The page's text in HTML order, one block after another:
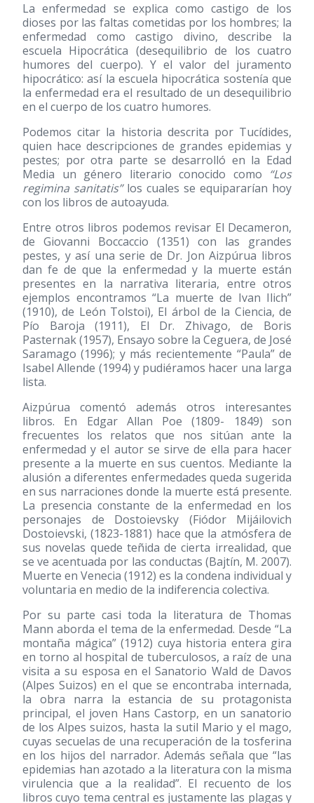
La enfermedad se explica como castigo de los
dioses por las faltas cometidas por los hombres; la
enfermedad como castigo divino, describe la
escuela Hipocrática (desequilibrio de los cuatro
humores del cuerpo). Y el valor del juramento
hipocrático: así la escuela hipocrática sostenía que
la enfermedad era el resultado de un desequilibrio
en el cuerpo de los cuatro humores.
Podemos citar la historia descrita por Tucídides,
quien hace descripciones de grandes epidemias y
pestes; por otra parte se desarrolló en la Edad
Media un género literario conocido como “Los
regimina sanitatis”los cuales se equipararían hoy
con los libros de autoayuda.
Entre otros libros podemos revisar El Decameron,
de Giovanni Boccaccio (1351) con las grandes
pestes, y así una serie de Dr. Jon Aizpúrua libros
dan fe de que la enfermedad y la muerte están
presentes en la narrativa literaria, entre otros
ejemplos encontramos “La muerte de Ivan Ilich”
(1910), de León Tolstoi), El árbol de la Ciencia, de
Pío Baroja(1911), El Dr. Zhivago, de Boris
Pasternak(1957), Ensayo sobre la Ceguera, de José
Saramago(1996); y más recientemente “Paula” de
Isabel Allende (1994) y pudiéramos hacer una larga
lista.
Aizpúrua comentó además otros interesantes
libros. En Edgar Allan Poe(1809- 1849) son
frecuentes los relatos que nos sitúan ante la
enfermedad y el autor se sirve de ella para hacer
presente a la muerte en sus cuentos. Mediante la
alusión a diferentes enfermedades queda sugerida
en sus narraciones donde la muerte está presente.
La presencia constante de la enfermedad en los
personajes de Dostoievsky (Fiódor Mijáilovich
Dostoievski,(1823-1881) hace que la atmósfera de
sus novelas quede teñida de cierta irrealidad, que
se ve acentuada por las conductas (Bajtín, M. 2007).
Muerte en Venecia (1912) es la condena individual y
voluntaria en medio de la indiferencia colectiva.
Por su parte casi toda la literatura de Thomas
Mann aborda el tema de la enfermedad. Desde “La
montaña mágica” (1912) cuya historia entera gira
en torno al hospital de tuberculosos, a raíz de una
visita a su esposa en el Sanatorio Wald de Davos
(Alpes Suizos) en el que se encontraba internada,
la obra narra la estancia de su protagonista
principal, el joven Hans Castorp, en un sanatorio
de los Alpes suizos, hasta la sutil Mario y el mago,
cuyas secuelas de una recuperación de la tosferina
en los hijos del narrador. Además señala que “las
epidemias han azotado a la literatura con la misma
virulencia que a la realidad”. El recuento de los
libros cuyo tema central es justamente las plagas y